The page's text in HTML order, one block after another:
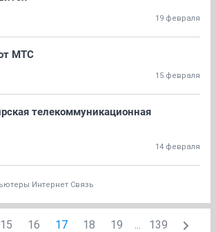
19 февраля
МТС
15 февраля
телекоммуникационная
14 февраля
Интернет Связь
15 16 17 18 19 ... 139